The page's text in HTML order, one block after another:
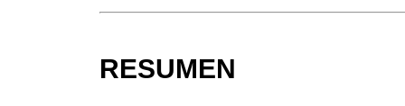
RESUMEN